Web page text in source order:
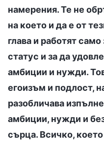
намерения. Те не
на което и да е от
глава и работят само
статус и за да
амбиции и нужди.
егоизъм и подлост,
разобличава
амбиции, нужди и
сърца. Всичко,